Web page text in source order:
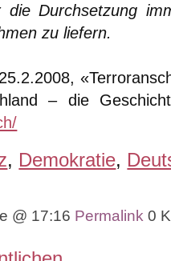
Durchsetzung
zu liefern.
– die
, Demokratie,
@ 17:16 Permalink 0